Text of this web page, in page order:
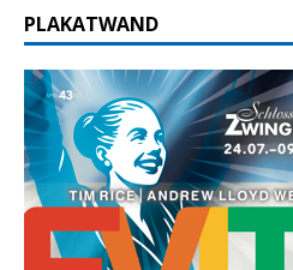
PLAKATWAND